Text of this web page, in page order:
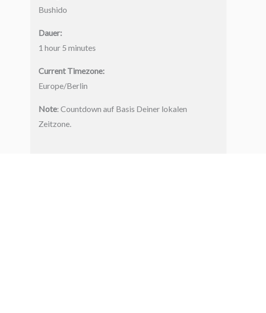
Bushido
Dauer:
1 hour 5 minutes
Current Timezone:
Europe/Berlin
Note: Countdown auf Basis Deiner lokalen
Zeitzone.